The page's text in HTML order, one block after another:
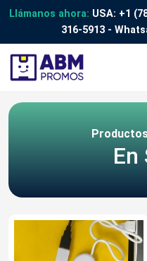
Llámanos ahora: USA: +1
316-5913-
En